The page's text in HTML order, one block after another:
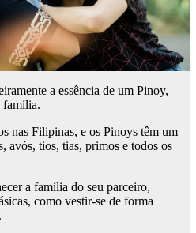
a essência de um Pinoy,
família.
nas Filipinas, e os Pinoys têm um
avós, tios, tias, primos e todos os
a família do seu parceiro,
como vestir-se de forma